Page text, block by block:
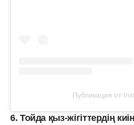
Публикация от
6. Тойда қыз-жігіттердің